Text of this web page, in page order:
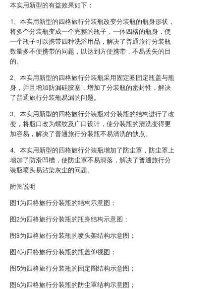
本实用新型的有益效果如下：
1、本实用新型的四格旅行分装瓶改变分装瓶的瓶身形状，
将多个分装瓶变成一个完整的瓶子，一体四格的瓶身，使
一个瓶子可以携带四种洗浴用品，解决了普通旅行分装瓶
数量多不便携带的问题，以达到方便携带，不易丢失的目
的。
2、本实用新型的四格旅行分装瓶采用固定圈固定瓶盖与瓶
身，并且增加防漏硅胶塞，增加了分装瓶的密封性，解决
了普通旅行分装瓶易漏的问题。
3、本实用新型的四格旅行分装瓶对分装瓶的结构进行了改
变，将瓶口改为螺纹及广口设计，使分装瓶的清洗变得更
加容易，解决了普通旅行分装瓶不易清洗的缺点。
4、本实用新型的四格旅行分装瓶增加了防尘罩，防尘罩上
增加了防滑凹槽，使防尘罩不易滑落，解决了普通旅行分
装瓶喷头易沾染灰尘的问题。
附图说明
图1为四格旅行分装瓶的结构示意图；
图2为四格旅行分装瓶的瓶身结构示意图；
图3为四格旅行分装瓶的喷头架结构示意图；
图4为四格旅行分装瓶的瓶盖仰视图；
图5为四格旅行分装瓶的固定圈结构示意图；
图6为四格旅行分装瓶的防尘罩结构示意图；